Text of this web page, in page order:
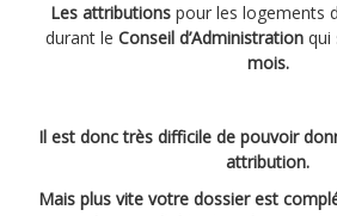
Les attributions pour les logements
durant le Conseil d’Administration qui
mois.
Il est donc très difficile de pouvoir
attribution.
Mais plus vite votre dossier est